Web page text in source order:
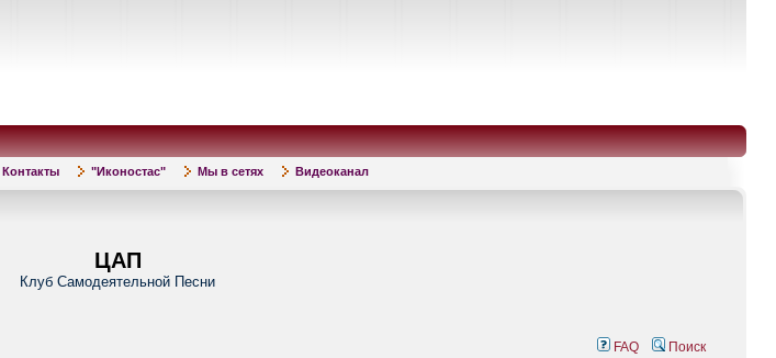
Контакты "Иконостас" Мы в сетях Видеоканал
ЦАП
Клуб Самодеятельной Песни
FAQ Поиск